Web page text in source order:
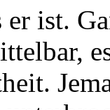
er ist.